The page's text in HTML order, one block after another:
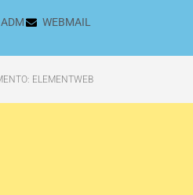
WEBMAIL
ELEMENTWEB